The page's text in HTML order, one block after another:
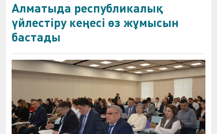
Алматыда республикалық
үйлестіру кеңесі өз жұмысын
бастады